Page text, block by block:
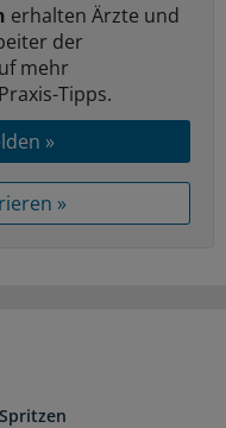
erhalten Ärzte und
der
mehr
Tipps.
»
»